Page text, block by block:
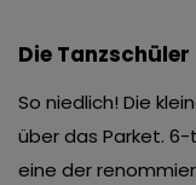
Die
So niedlich! Die
über das Parket.
eine der